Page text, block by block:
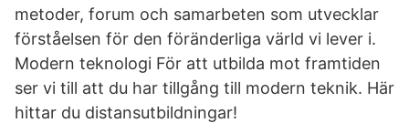
metoder, forum och samarbeten som utvecklar
förståelsen för den föränderliga värld vi lever i.
Modern teknologi För att utbilda mot framtiden
ser vi till att du har tillgång till modern teknik. Här
hittar du distansutbildningar!